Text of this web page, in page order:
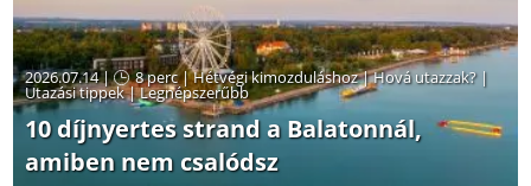
2026.07.14 | 8 perc|Hétvégi kimozduláshoz|Hová utazzak? |
Utazási tippek|Legnépszerűbb
10 díjnyertes strand a Balatonnál,
amiben nem csalódsz